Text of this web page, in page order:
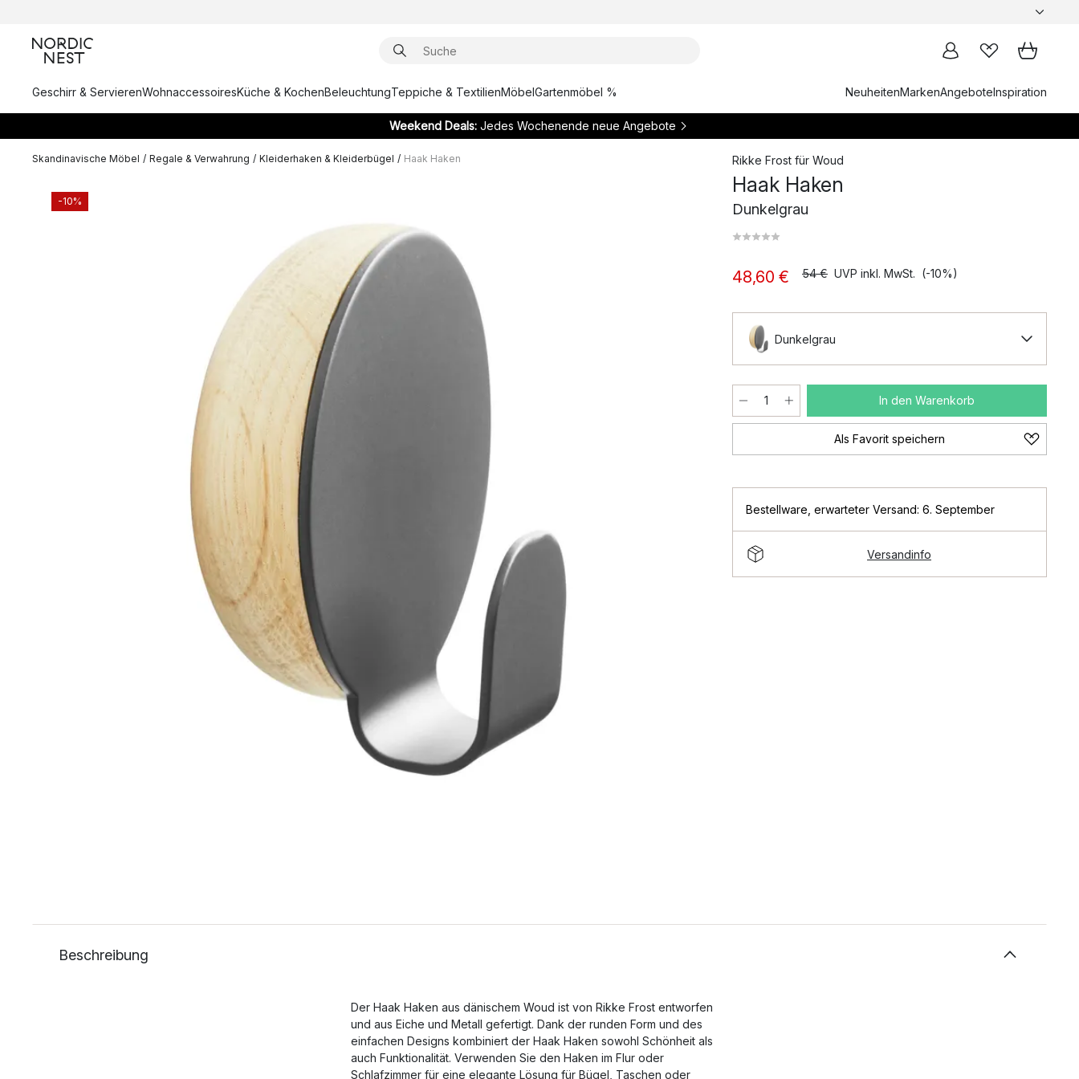
Geschirr & ServierenWohnaccessoiresKüche & KochenBeleuchtungTeppiche & TextilienMöbelGartenmöbel % NeuheitenMarkenAngeboteInspiration
Weekend Deals:Jedes Wochenende neue Angebote
Skandinavische Möbel / Regale & Verwahrung / Kleiderhaken & Kleiderbügel / Haak Haken
-10%
Rikke Frost für Woud
Haak Haken
Dunkelgrau
48,60 € 54 € UVP inkl. MwSt. (-10%)
Dunkelgrau
In den Warenkorb
Als Favorit speichern
Bestellware erwarteter Versand: 6. September
Versandinfo
Beschreibung
Der Haak Haken aus dänischem Woud ist von Rikke Frost entworfen
und aus Eiche und Metall gefertigt. Dank der runden Form und des
einfachen Designs kombiniert der Haak Haken sowohl Schönheit als
auch Funktionalität. Verwenden Sie den Haken im Flur oder
Schlafzimmer für eine elegante Lösung für Bügel, Taschen oder